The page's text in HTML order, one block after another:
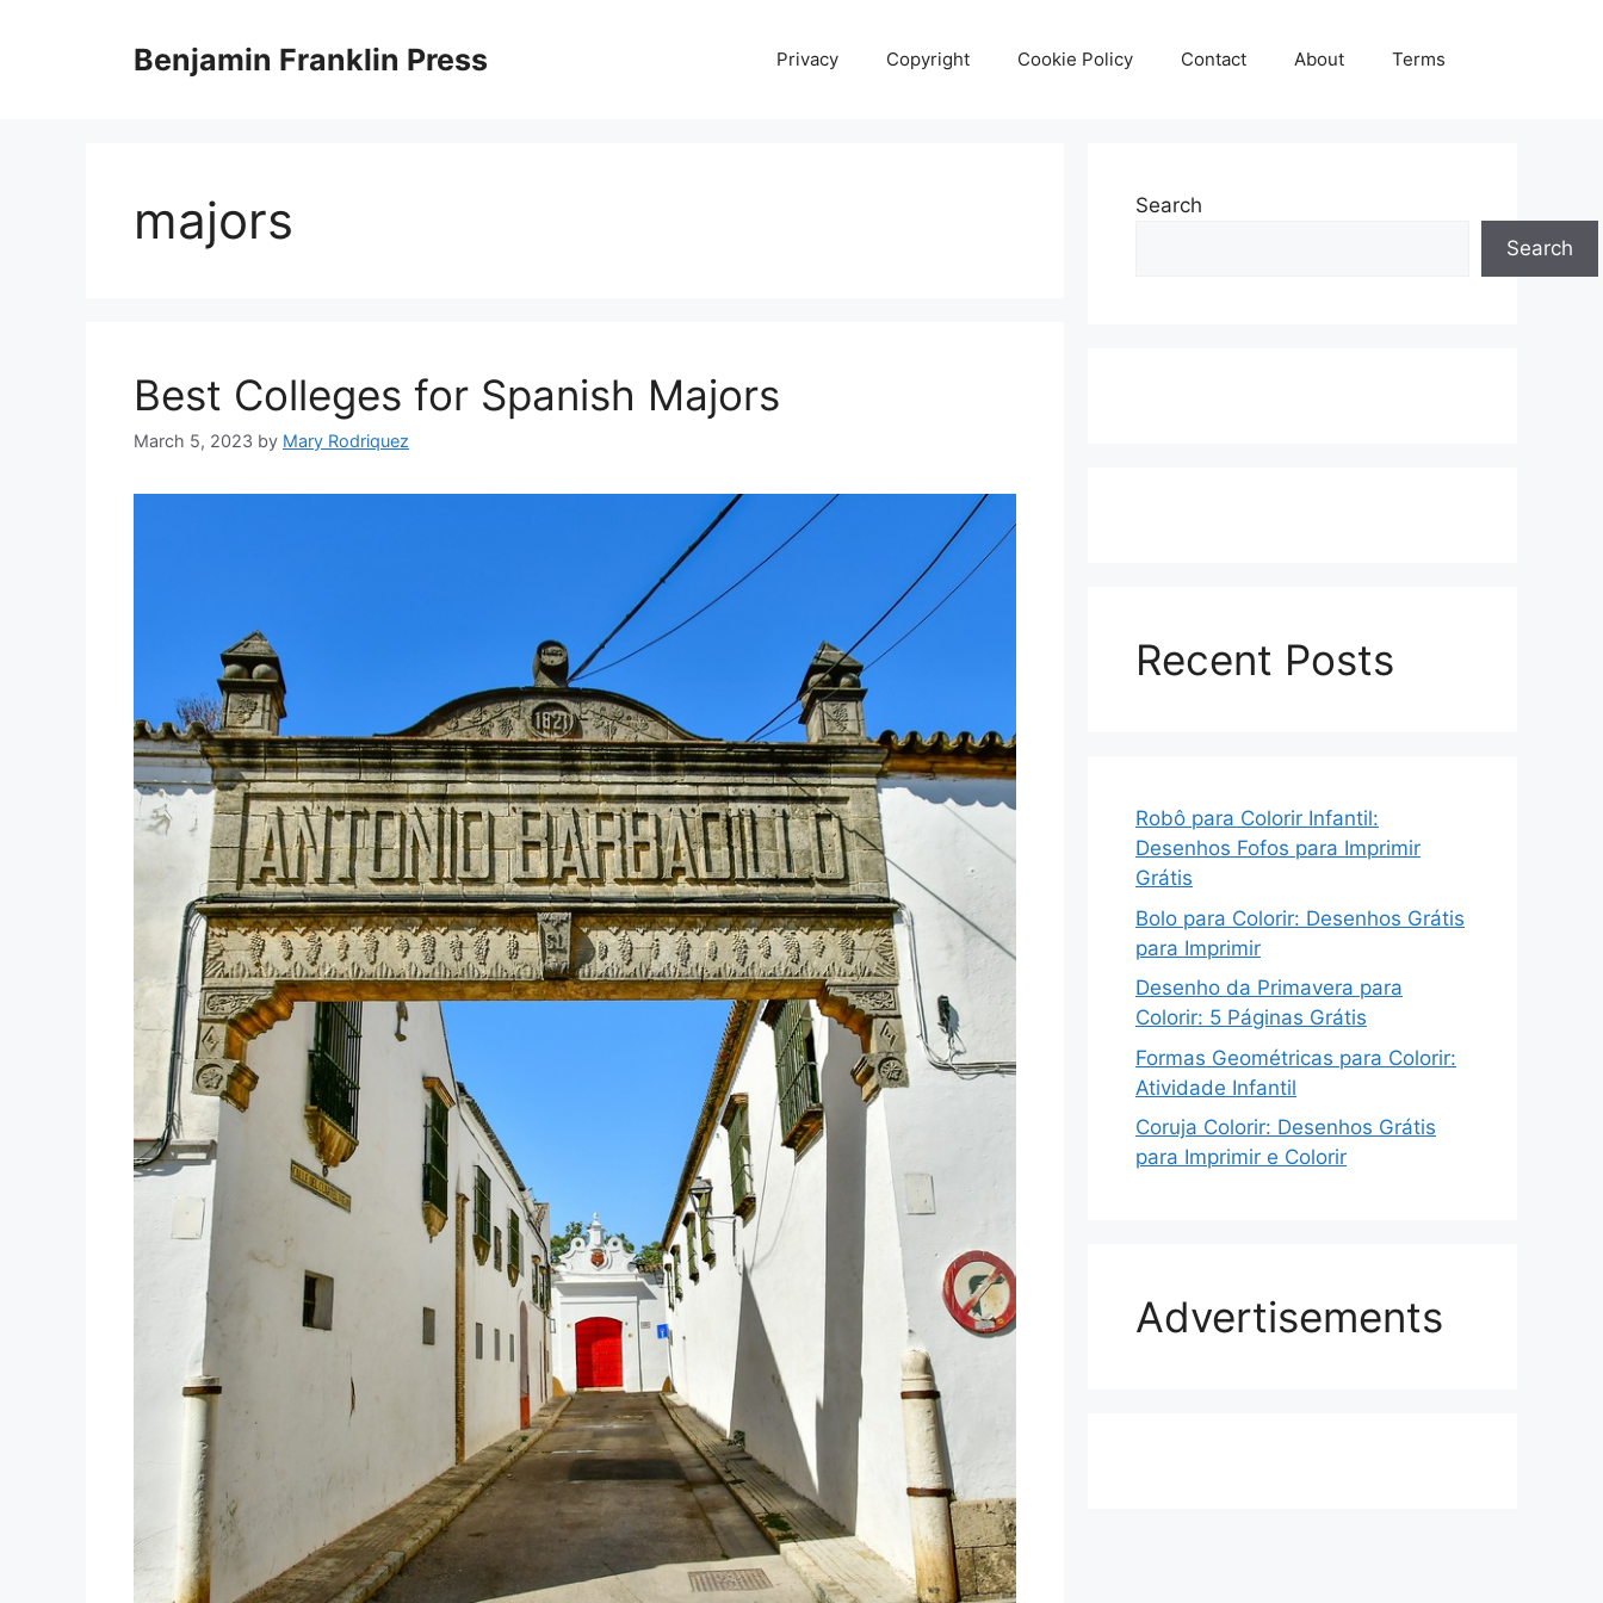
Benjamin Franklin Press Privacy Copyright Cookie Policy Contact About Terms
majors
Best Colleges for Spanish Majors
March 5, 2023 by Mary Rodriquez
Search
Search
Recent Posts
Robô para Colorir Infantil:
Desenhos Fofos para Imprimir
Grátis
Bolo para Colorir: Desenhos Grátis
para Imprimir
Desenho da Primavera para
Colorir: 5 Páginas Grátis
Formas Geométricas para Colorir:
Atividade Infantil
Coruja Colorir: Desenhos Grátis
para Imprimir e Colorir
Advertisements